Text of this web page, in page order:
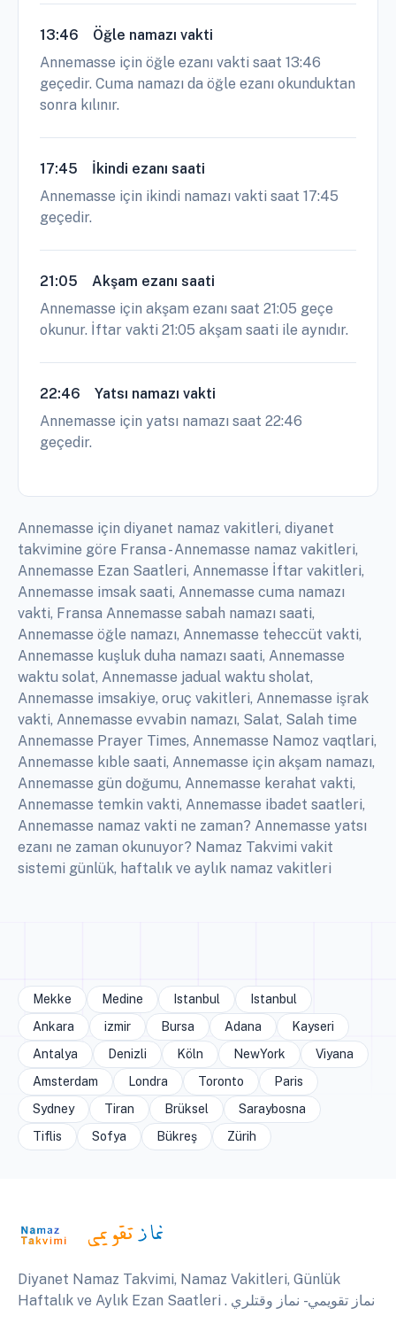
13:46
Öğle namazı vakti
Annemasse için öğle ezanı vakti saat 13:46
geçedir. Cuma namazı da öğle ezanı okunduktan
sonra kılınır.
17:45
İkindi ezanı saati
Annemasse için ikindi namazı vakti saat 17:45
geçedir.
21:05
Akşam ezanı saati
Annemasse için akşam ezanı saat 21:05 geçe
okunur. İftar vakti 21:05 akşam saati ile aynıdır.
22:46
Yatsı namazı vakti
Annemasse için yatsı namazı saat 22:46
geçedir.
Annemasse için diyanet namaz vakitleri, diyanet
takvimine göre Fransa - Annemasse namaz vakitleri,
Annemasse Ezan Saatleri, Annemasse İftar vakitleri,
Annemasse imsak saati, Annemasse cuma namazı
vakti, Fransa Annemasse sabah namazı saati,
Annemasse öğle namazı, Annemasse teheccüt vakti,
Annemasse kuşluk duha namazı saati, Annemasse
waktu solat, Annemasse jadual waktu sholat,
Annemasse imsakiye, oruç vakitleri, Annemasse işrak
vakti, Annemasse evvabin namazı, Salat, Salah time
Annemasse Prayer Times, Annemasse Namoz vaqtlari,
Annemasse kıble saati, Annemasse için akşam namazı,
Annemasse gün doğumu, Annemasse kerahat vakti,
Annemasse temkin vakti, Annemasse ibadet saatleri,
Annemasse namaz vakti ne zaman? Annemasse yatsı
ezanı ne zaman okunuyor? Namaz Takvimi vakit
sistemi günlük, haftalık ve aylık namaz vakitleri
Mekke Medine Istanbul
Istanbul
Ankara
izmir Bursa Adana
Kayseri
Antalya
Denizli Köln NewYork
Viyana
Amsterdam
Londra Toronto
Paris
Sydney
Tiran Brüksel
Saraybosna
Tiflis
Sofya Bükreş Zürih
Diyanet Namaz Takvimi, Namaz Vakitleri, Günlük
Haftalık ve Aylık Ezan Saatleri . نماز تقويمي - نماز وقتلري